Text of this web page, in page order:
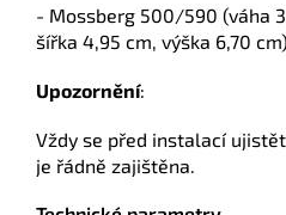
- Mossberg 500/590 (váha
šířka 4,95 cm, výška 6,70 cm)
Upozornění:
Vždy se před instalací
je řádně zajištěna.